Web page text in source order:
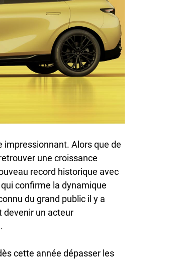
impressionnant. Alors que de
une croissance
record historique avec
confirme la dynamique
du grand public il y a
devenir un acteur
cette année dépasser les